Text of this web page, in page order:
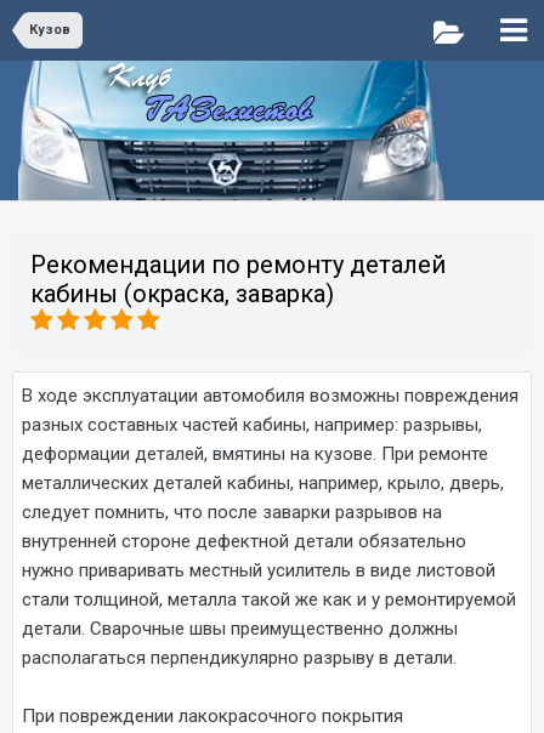
Кузов
Рекомендации по ремонту деталей
кабины (окраска, заварка)
В ходе эксплуатации автомобиля возможны повреждения
разных составных частей кабины, например: разрывы,
деформации деталей, вмятины на кузове. При ремонте
металлических деталей кабины, например, крыло, дверь,
следует помнить, что после заварки разрывов на
внутренней стороне дефектной детали обязательно
нужно приваривать местный усилитель в виде листовой
стали толщиной, металла такой же как и у ремонтируемой
детали. Сварочные швы преимущественно должны
располагаться перпендикулярно разрыву в детали.
При повреждении лакокрасочного покрытия